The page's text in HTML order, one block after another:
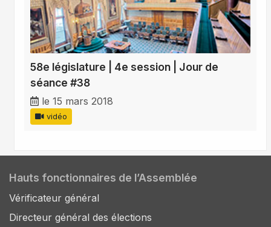
58e législature | 4e session | Jour de
séance #38
le 15 mars 2018
vidéo
Hauts fonctionnaires de l’Assemblée
Vérificateur général
Directeur général des élections